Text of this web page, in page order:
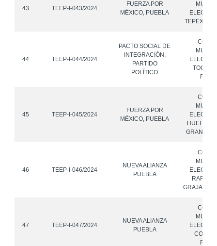
43 TEEP-I-043/2024
FUERZA POR
MÉXICO, PUEBLA
TEPEXCO,
44 TEEP-I-044/2024
PACTO SOCIAL DE
INTEGRACIÓN,
PARTIDO
POLÍTICO
45 TEEP-I-045/2024
FUERZA POR
MÉXICO, PUEBLA
GRANDE,
46 TEEP-I-046/2024
NUEVA ALIANZA
PUEBLA
RAFAEL
GRAJALES,
47 TEEP-I-047/2024
NUEVA ALIANZA
PUEBLA